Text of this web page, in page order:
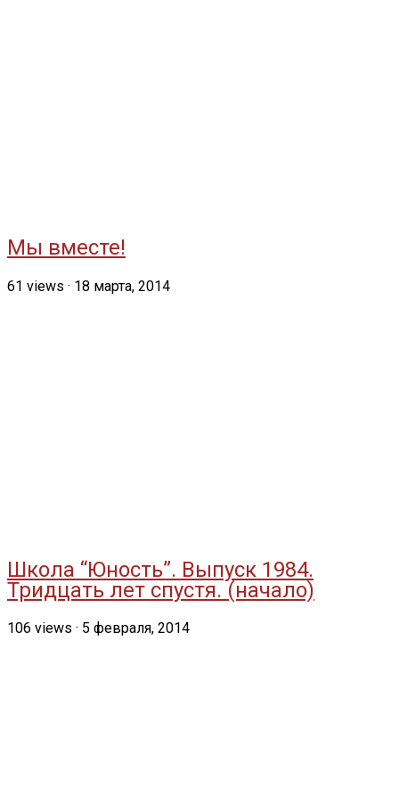
Мы вместе!
61 views · 18 марта, 2014
Школа “Юность”. Выпуск 1984.
Тридцать лет спустя. (начало)
106 views · 5 февраля, 2014